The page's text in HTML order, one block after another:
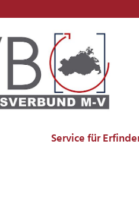
Service für